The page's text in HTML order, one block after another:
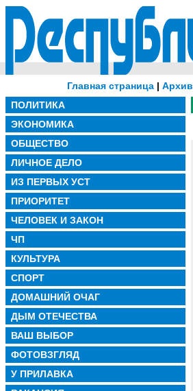
Главная страница | Архив
ПОЛИТИКА
ЭКОНОМИКА
ОБЩЕСТВО
ЛИЧНОЕ ДЕЛО
ИЗ ПЕРВЫХ УСТ
ПРИОРИТЕТ
ЧЕЛОВЕК И ЗАКОН
ЧП
КУЛЬТУРА
СПОРТ
ДОМАШНИЙ ОЧАГ
ДЫМ ОТЕЧЕСТВА
ВАШ ВЫБОР
ФОТОВЗГЛЯД
У ПРИЛАВКА